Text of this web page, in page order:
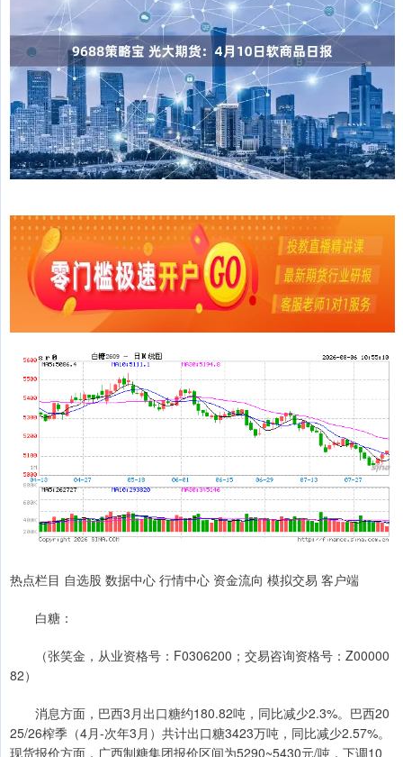
热点栏目 自选股 数据中心 行情中心 资金流向 模拟交易 客户端
白糖：
（张笑金，从业资格号：F0306200；交易咨询资格号：Z00000
82）
消息方面，巴西3月出口糖约180.82吨，同比减少2.3%。巴西20
25/26榨季（4月-次年3月）共计出口糖3423万吨，同比减少2.57%。
现货报价方面，广西制糖集团报价区间为5290~5430元/吨，下调10